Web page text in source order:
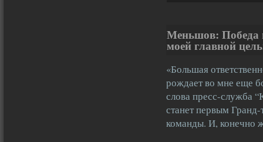
Меньшов: Победа
моей главной
«Большая
рождает во мне еще
слова пресс-служба
станет первым
команды. И,